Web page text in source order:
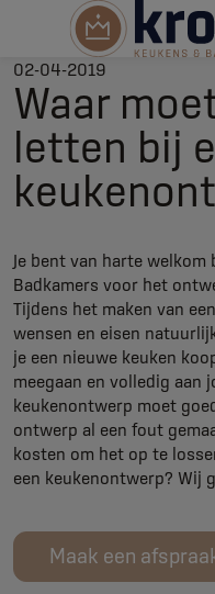
02-04-2019
Waar
letten bij
Je bent van harte welkom
Badkamers voor het
Tijdens het maken van
wensen en eisen
je een nieuwe keuken
meegaan en volledig aan
keukenontwerp moet
ontwerp al een fout
kosten om het op te
een keukenontwerp? Wij
Maak een